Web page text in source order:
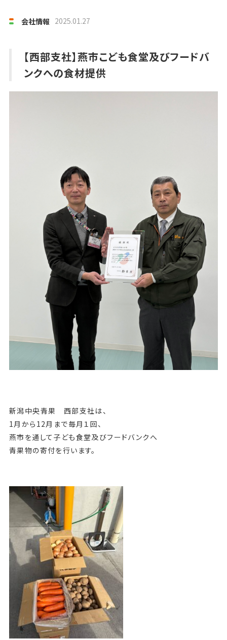
会社情報 2025.01.27
【西部支社】燕市こども食堂及びフードバ
ンクへの食材提供
新潟中央青果 西部支社は、
1月から12月まで毎月１回、
燕市を通して子ども食堂及びフードバンクへ
青果物の寄付を行います。